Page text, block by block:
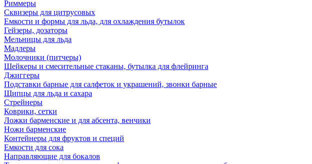
Риммеры
Сквизеры для цитрусовых
Емкости и формы для льда, для охлаждения бутылок
Гейзеры, дозаторы
Мельницы для льда
Мадлеры
Молочники (питчеры)
Шейкеры и смесительные стаканы, бутылка для флейринга
Джиггеры
Подставки барные для салфеток и украшений, звонки барные
Щипцы для льда и сахара
Стрейнеры
Коврики, сетки
Ложки барменские и для абсента, венчики
Ножи барменские
Контейнеры для фруктов и специй
Емкости для сока
Направляющие для бокалов